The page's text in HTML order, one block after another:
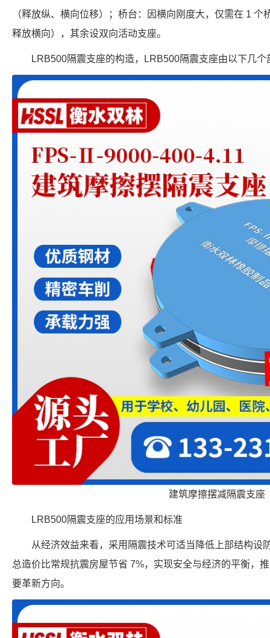
（释放纵、横向位移）；桥台：因横向刚度大，仅需在 1
释放横向），其余设双向活动支座。
LRB500隔震支座的构造，LRB500隔震支座由以下几个
建筑摩擦摆减隔震支座
LRB500隔震支座的应用场景和标准
从经济效益来看，采用隔震技术可适当降低上部结构设
总造价比常规抗震房屋节省 7%，实现安全与经济的平衡，
要革新方向。